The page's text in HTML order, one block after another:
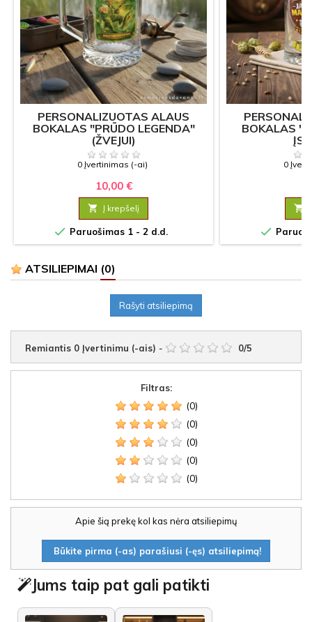
PERSONALIZUOTAS ALAUS
BOKALAS "PRŪDO LEGENDA"
(ŽVEJUI)
0 Įvertinimas (-ai)
10,00 €
 Į krepšelį
 Paruošimas 1 - 2 d.d.
BOKALAS
0


ATSILIEPIMAI (0)
Rašyti atsiliepimą
Remiantis 0 Įvertinimu (-ais) - 0/5
Filtras:
(0)
(0)
(0)
(0)
(0)
Apie šią prekę kol kas nėra atsiliepimų
Būkite pirma (-as) parašiusi (-ęs) atsiliepimą!
Jums taip pat gali patikti